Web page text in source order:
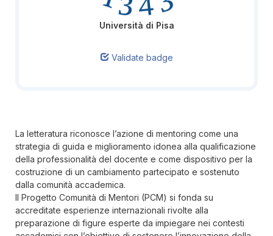
Università di Pisa
Validate badge
La letteratura riconosce l’azione di mentoring come una
strategia di guida e miglioramento idonea alla qualificazione
della professionalità del docente e come dispositivo per la
costruzione di un cambiamento partecipato e sostenuto
dalla comunità accademica.
Il Progetto Comunità di Mentori (PCM) si fonda su
accreditate esperienze internazionali rivolte alla
preparazione di figure esperte da impiegare nei contesti